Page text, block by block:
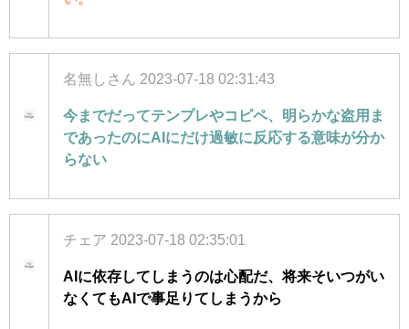
名無しさん 2023-07-18 02:31:43
今までだってテンプレやコピペ、明らかな盗用ま
であったのにAIにだけ過敏に反応する意味が分か
らない
チェア 2023-07-18 02:35:01
AIに依存してしまうのは心配だ、将来そいつがい
なくてもAIで事足りてしまうから